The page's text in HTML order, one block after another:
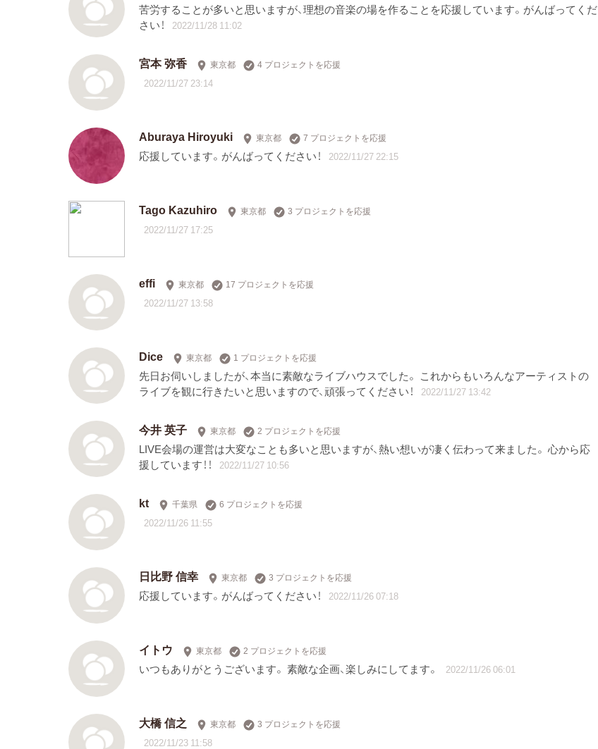
苦労することが多いと思いますが、理想の音楽の場を作ることを応援しています。がんばってくだ
さい！
2022/11/28 11:02
宮本 弥香 東京都 4 プロジェクトを応援
2022/11/27 23:14
Aburaya Hiroyuki 東京都 7 プロジェクトを応援
応援しています。がんばってください！ 2022/11/27 22:15
Tago Kazuhiro 東京都 3 プロジェクトを応援
2022/11/27 17:25
effi 東京都 17 プロジェクトを応援
2022/11/27 13:58
Dice 東京都 1 プロジェクトを応援
先日お伺いしましたが、本当に素敵なライブハウスでした。 これからもいろんなアーティストの
ライブを観に行きたいと思いますので、頑張ってください！
2022/11/27 13:42
今井 英子 東京都 2 プロジェクトを応援
LIVE会場の運営は大変なことも多いと思いますが、熱い想いが凄く伝わって来ました。 心から応
援しています！！
2022/11/27 10:56
kt 千葉県 6 プロジェクトを応援
2022/11/26 11:55
日比野 信幸 東京都 3 プロジェクトを応援
応援しています。がんばってください！ 2022/11/26 07:18
イトウ 東京都 2 プロジェクトを応援
いつもありがとうございます。 素敵な企画、楽しみにしてます。 2022/11/26 06:01
大橋 信之 東京都 3 プロジェクトを応援
2022/11/23 11:58